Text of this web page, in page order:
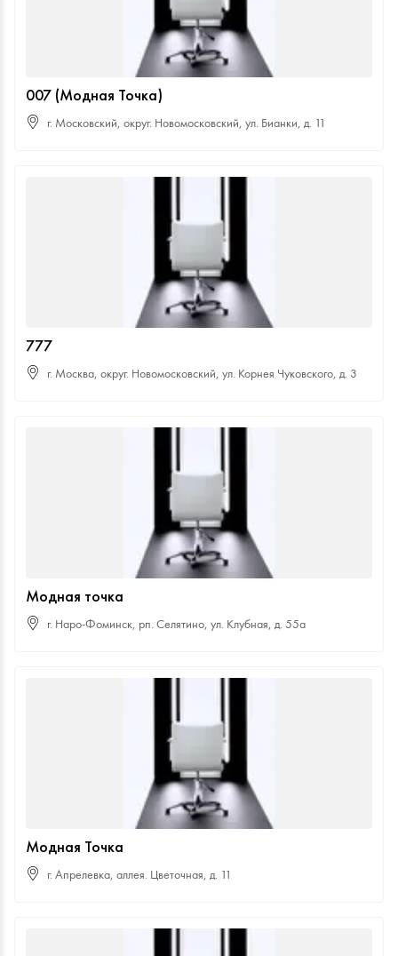
007 (Модная Точка)
г. Московский, округ. Новомосковский, ул. Бианки, д. 11
777
г. Москва, округ. Новомосковский, ул. Корнея Чуковского, д. 3
Модная точка
г. Наро-Фоминск, рп. Селятино, ул. Клубная, д. 55а
Модная Точка
г. Апрелевка, аллея. Цветочная, д. 11